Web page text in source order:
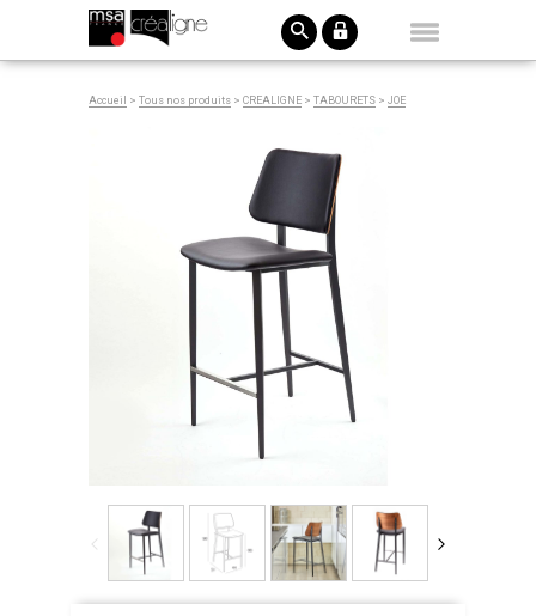
Accueil > Tous nos produits > CREALIGNE > TABOURETS > JOE